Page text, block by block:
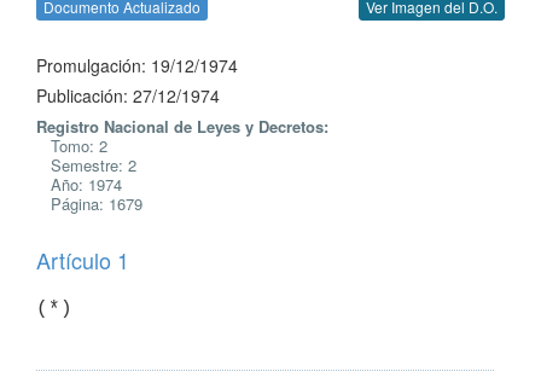
Documento Actualizado Ver Imagen del D.O.
Promulgación: 19/12/1974
Publicación: 27/12/1974
Registro Nacional de Leyes y Decretos:
Tomo: 2
Semestre: 2
Año: 1974
Página: 1679
Artículo 1
(*)